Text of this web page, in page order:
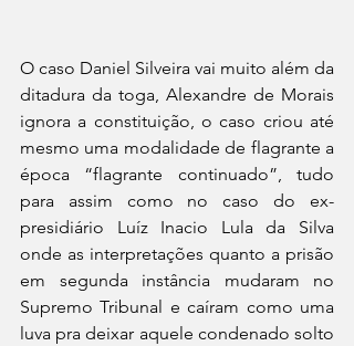
O caso Daniel Silveira vai muito além da
ditadura da toga, Alexandre de Morais
ignora a constituição, o caso criou até
mesmo uma modalidade de flagrante a
época “flagrante continuado”, tudo
para assim como no caso do ex-
presidiário Luíz Inacio Lula da Silva
onde as interpretações quanto a prisão
em segunda instância mudaram no
Supremo Tribunal e caíram como uma
luva pra deixar aquele condenado solto